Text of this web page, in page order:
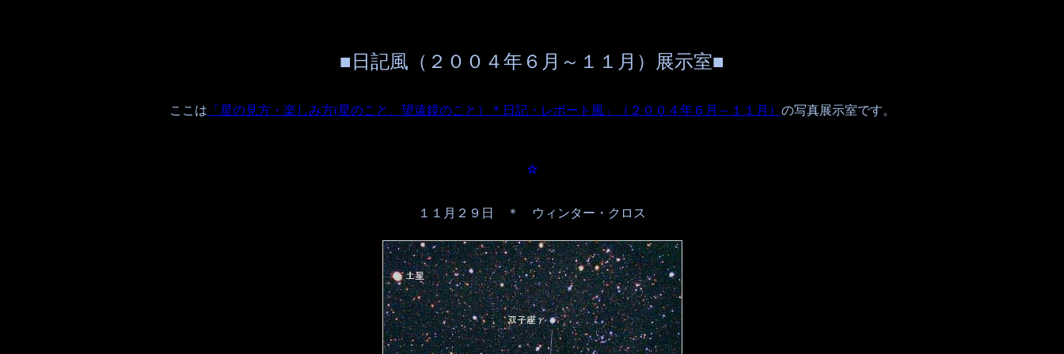
■日記風（２００４年６月～１１月）展示室■
ここは 「星の見方・楽しみ方(星のこと、望遠鏡のこと）＊日記・レポート風」（２００４年６月～１１月） の写真展示室です。
☆
１１月２９日 ＊ ウィンター・クロス